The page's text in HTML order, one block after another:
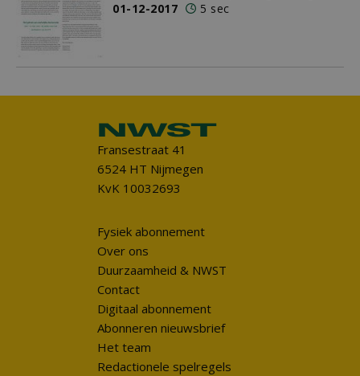
01-12-2017
5 sec
Fransestraat 41
6524 HT Nijmegen
KvK 10032693
Fysiek abonnement
Over ons
Duurzaamheid & NWST
Contact
Digitaal abonnement
Abonneren nieuwsbrief
Het team
Redactionele spelregels